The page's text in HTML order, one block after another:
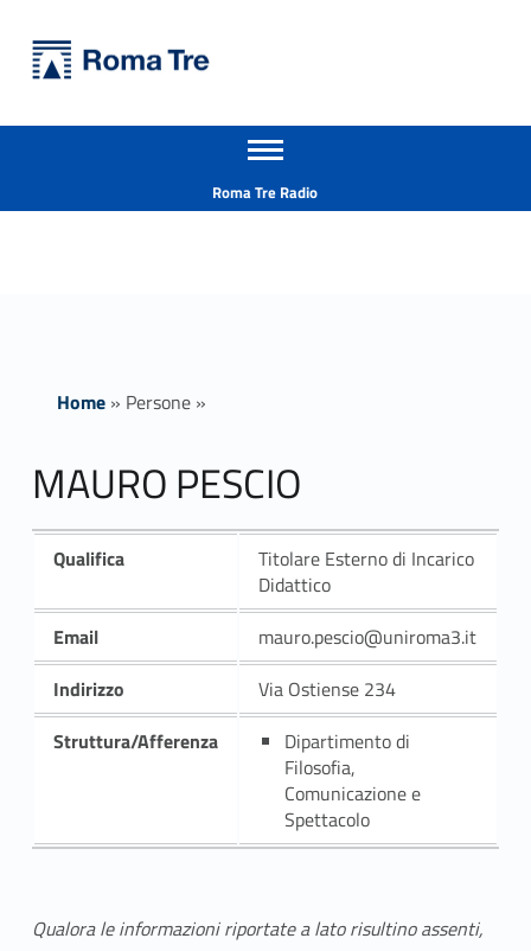
MAURO PESCIO ricerca - Università Roma Tre
Apri il menu secondario
Roma Tre Radio
Home» Persone»
MAURO PESCIO
Qualifica
Titolare Esterno di Incarico
Didattico
Email
mauro.pescio@uniroma3.it
Indirizzo
Via Ostiense 234
Struttura/Afferenza
Dipartimento di
Filosofia,
Comunicazione e
Spettacolo
Qualora le informazioni riportate a lato risultino assenti,